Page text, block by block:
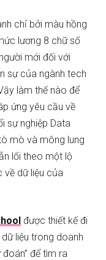
chỉ bởi màu hồng
lương 8 chữ số
mới đối với
sự của ngành tech
làm thế nào để
ứng yêu cầu về
sự nghiệp Data
mò và mông lung
lối theo một lộ
về dữ liệu của
được thiết kế đi
liệu trong doanh
đoán” để tìm ra